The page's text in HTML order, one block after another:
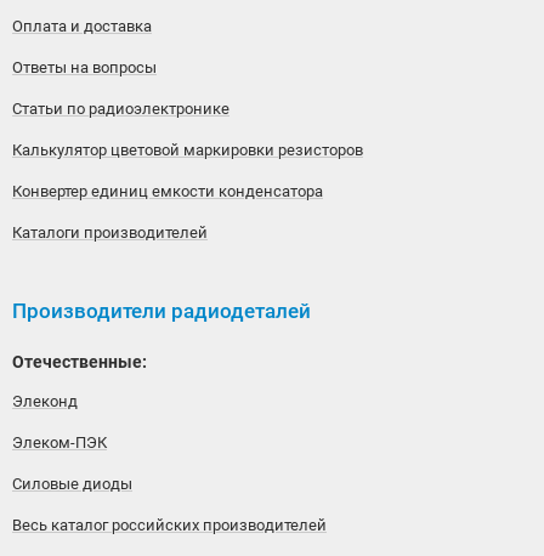
Оплата и доставка
Ответы на вопросы
Статьи по радиоэлектронике
Калькулятор цветовой маркировки резисторов
Конвертер единиц емкости конденсатора
Каталоги производителей
Производители радиодеталей
Отечественные:
Элеконд
Элеком-ПЭК
Силовые диоды
Весь каталог российских производителей